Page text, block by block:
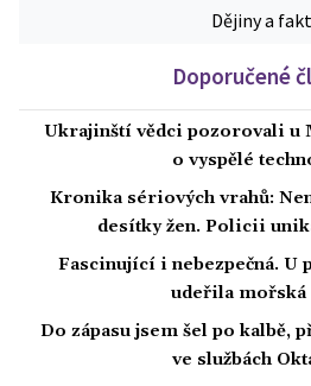
Dějiny a
Doporučené
Ukrajinští vědci pozorovali u
o vyspělé
Kronika sériových vrahů:
desítky žen. Policii
Fascinující i nebezpečná. U
udeřila mořská
Do zápasu jsem šel po kalbě,
ve službách